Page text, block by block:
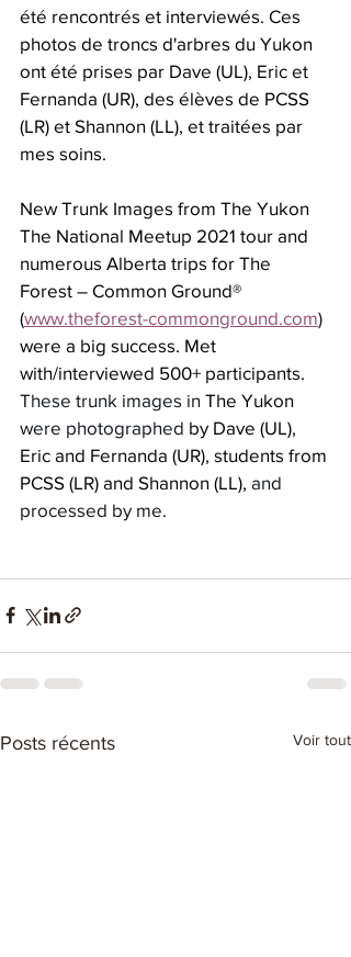
été rencontrés et interviewés. Ces
photos de troncs d'arbres du Yukon
ont été prises par Dave (UL), Eric et
Fernanda (UR), des élèves de PCSS
(LR) et Shannon (LL), et traitées par
mes soins.
New Trunk Images from The Yukon
The National Meetup 2021 tour and
numerous Alberta trips for The
Forest – Common Ground®
(www.theforest-commonground.com)
were a big success. Met
with/interviewed 500+ participants.
These trunk images in The Yukon
were photographed by Dave (UL),
Eric and Fernanda (UR), students from
PCSS (LR) and Shannon (LL), and
processed by me.
Posts récents Voir tout